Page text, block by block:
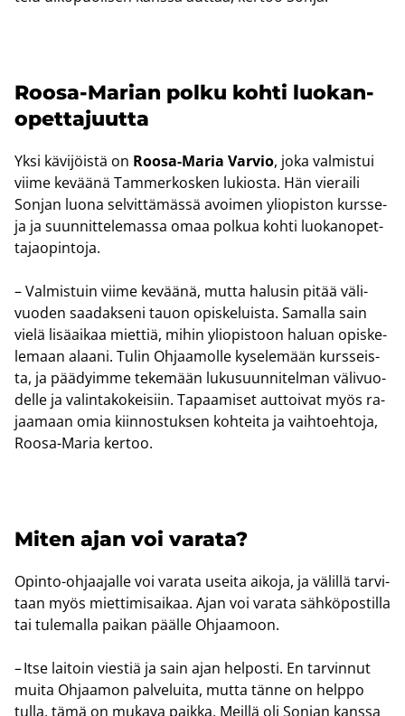
Roosa-​Marian polku kohti luo­kan­
opet­ta­juut­ta
Yksi kä­vi­jöis­tä on Roosa-​Maria Var­vio, joka val­mis­tui
viime ke­vää­nä Tam­mer­kos­ken lu­kios­ta. Hän vie­rai­li
Son­jan luona sel­vit­tä­mäs­sä avoi­men yli­opis­ton kurs­se­
ja ja suun­nit­te­le­mas­sa omaa pol­kua kohti luo­kan­opet­
ta­jao­pin­to­ja.
– Val­mis­tuin viime ke­vää­nä, mutta ha­lusin pitää vä­li­
vuo­den saa­dak­se­ni tauon opis­ke­luis­ta. Sa­mal­la sain
vielä li­sä­ai­kaa miet­tiä, mihin yli­opis­toon ha­luan opis­ke­
le­maan alaa­ni. Tulin Oh­jaa­mol­le ky­se­le­mään kurs­seis­
ta, ja pää­dyim­me te­ke­mään lu­kusuun­ni­tel­man vä­li­vuo­
del­le ja va­lin­ta­ko­kei­siin. Ta­paa­mi­set aut­toi­vat myös ra­
jaa­maan omia kiin­nos­tuk­sen koh­tei­ta ja vaih­toeh­to­ja,
Roosa-​Maria ker­too.
Miten ajan voi va­ra­ta?
Opinto-​ohjaajalle voi va­ra­ta usei­ta ai­ko­ja, ja vä­lil­lä tar­vi­
taan myös miet­ti­mi­sai­kaa. Ajan voi va­ra­ta säh­kö­pos­til­la
tai tu­le­mal­la pai­kan pääl­le Oh­jaa­moon.
– Itse lai­toin vies­tiä ja sain ajan hel­pos­ti. En tar­vin­nut
muita Oh­jaa­mon pal­ve­lui­ta, mutta tänne on help­po
tulla, tämä on mu­ka­va paik­ka. Meil­lä oli Son­jan kans­sa